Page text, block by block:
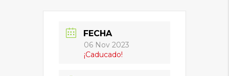
FECHA
06 Nov 2023
¡Caducado!